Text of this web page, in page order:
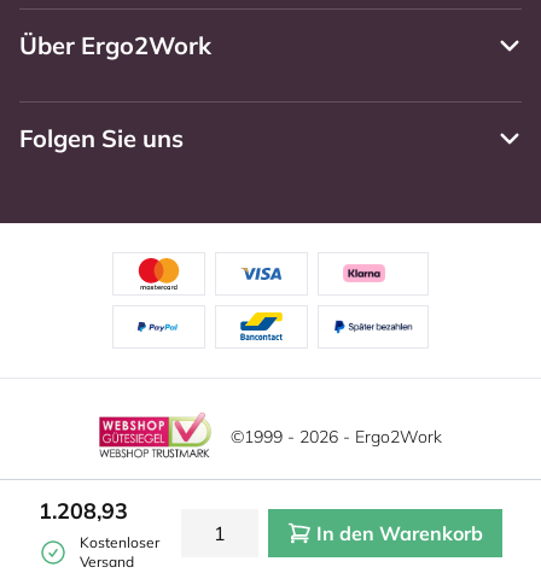
1.208,93
Kostenloser
Versand
In den Warenkorb
Über Ergo2Work
Folgen Sie uns
©1999 - 2026 - Ergo2Work
Haftungsausschluss
Allgemeine Geschäftsbedingungen
Cookie-Einstellungen
Diese Website verwendet Cookies. Lesen Sie unsere
Datenschutzerklärung für weitere Informationen.Mehr
|Verstecken